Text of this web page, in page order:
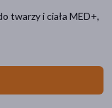
twarzy i ciała MED+,